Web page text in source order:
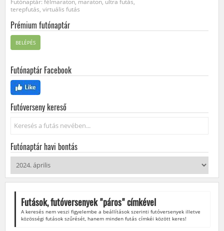
terepfutás, virtuális futás
Prémium futónaptár
BELÉPÉS
Futónaptár Facebook
Futóverseny kereső
Keresés...
Futónaptár havi bontás
Futások, futóversenyek "páros" címkével
A keresés nem veszi figyelembe a beállítások szerinti futóversenyek illetve
közösségi futások szűrését, hanem minden futás címkéi között keres!